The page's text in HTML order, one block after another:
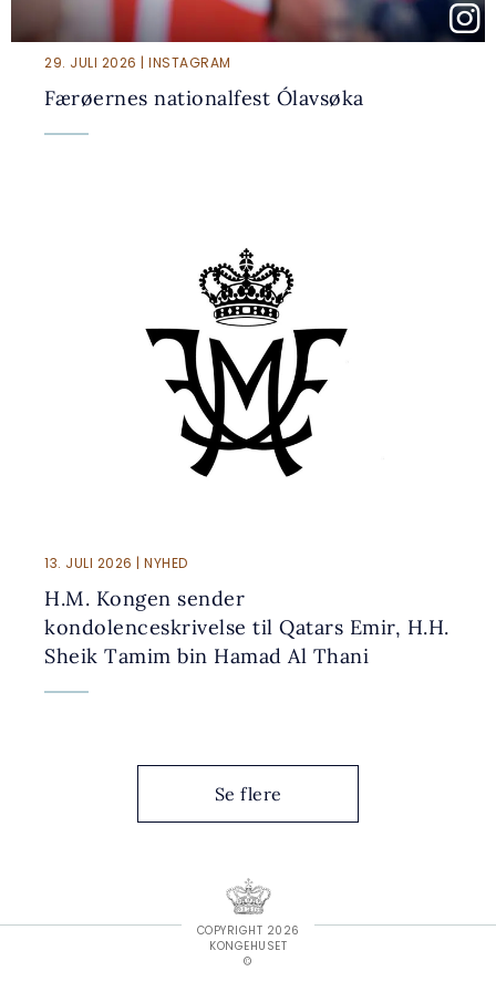
29. JULI 2026 | INSTAGRAM
Færøernes nationalfest Ólavsøka
13. JULI 2026 | NYHED
H.M. Kongen sender
kondolenceskrivelse til Qatars Emir, H.H.
Sheik Tamim bin Hamad Al Thani
Se flere
COPYRIGHT 2026
KONGEHUSET
©